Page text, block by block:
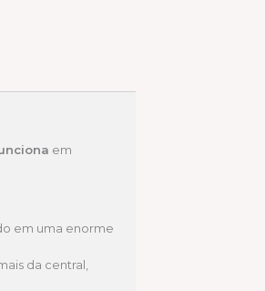
em
em uma enorme
da central,